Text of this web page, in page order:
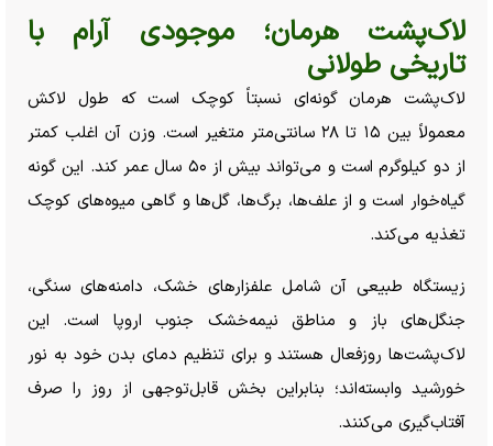
لاک‌پشت هرمان؛ موجودی آرام با
تاریخی طولانی
لاک‌پشت هرمان گونه‌ای نسبتاً کوچک است که طول لاکش
معمولاً بین ۱۵ تا ۲۸ سانتی‌متر متغیر است. وزن آن اغلب کمتر
از دو کیلوگرم است و می‌تواند بیش از ۵۰ سال عمر کند. این گونه
گیاه‌خوار است و از علف‌ها، برگ‌ها، گل‌ها و گاهی میوه‌های کوچک
تغذیه می‌کند.
زیستگاه طبیعی آن شامل علفزار‌های خشک، دامنه‌های سنگی،
جنگل‌های باز و مناطق نیمه‌خشک جنوب اروپا است. این
لاک‌پشت‌ها روزفعال هستند و برای تنظیم دمای بدن خود به نور
خورشید وابسته‌اند؛ بنابراین بخش قابل‌توجهی از روز را صرف
آفتاب‌گیری می‌کنند.